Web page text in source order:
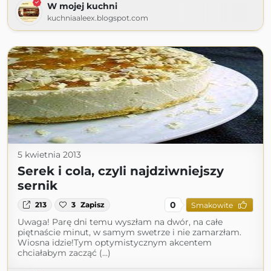
W mojej kuchni
kuchniaaleex.blogspot.com
5 kwietnia 2013
Serek i cola, czyli najdziwniejszy
sernik
213 3 Zapisz 0 Smakowite
Uwaga! Parę dni temu wyszłam na dwór, na całe
piętnaście minut, w samym swetrze i nie zamarzłam.
Wiosna idzie!Tym optymistycznym akcentem
chciałabym zacząć (...)